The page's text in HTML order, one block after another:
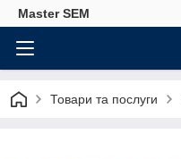
Master SEM
Товари та послуги